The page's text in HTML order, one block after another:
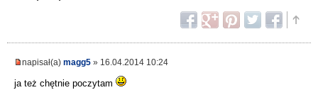
napisał(a) magg5 » 16.04.2014 10:24
ja też chętnie poczytam